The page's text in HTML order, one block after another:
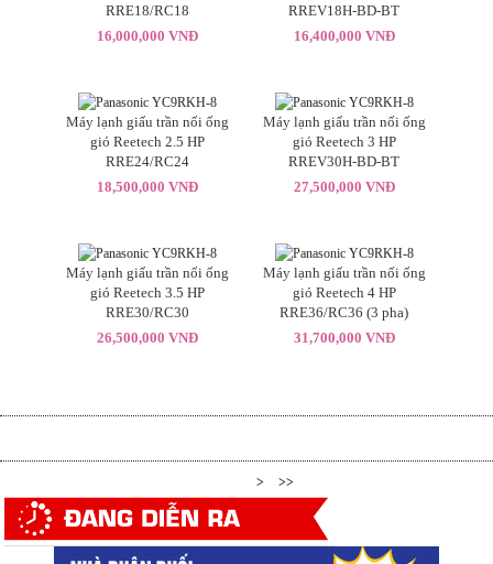
RRE18/RC18
16,000,000 VNĐ
RREV18H-BD-BT
16,400,000 VNĐ
Máy lạnh giấu trần nối ống
gió Reetech 2.5 HP
RRE24/RC24
18,500,000 VNĐ
Máy lạnh giấu trần nối ống
gió Reetech 3 HP
RREV30H-BD-BT
27,500,000 VNĐ
Máy lạnh giấu trần nối ống
gió Reetech 3.5 HP
RRE30/RC30
26,500,000 VNĐ
Máy lạnh giấu trần nối ống
gió Reetech 4 HP
RRE36/RC36 (3 pha)
31,700,000 VNĐ
> >>